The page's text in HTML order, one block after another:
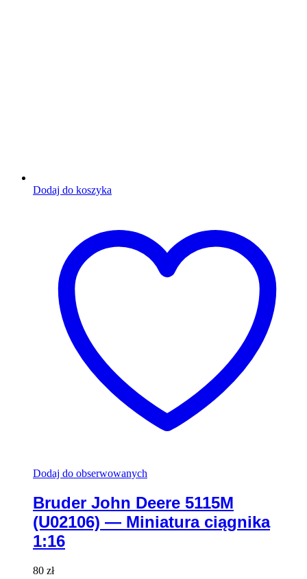
Dodaj do koszyka
Dodaj do obserwowanych
Bruder John Deere 5115M
(U02106) — Miniatura ciągnika
1:16
80 zł